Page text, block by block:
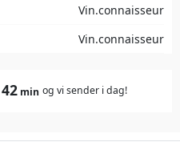
Vin.connaisseur
Vin.connaisseur
42 min og vi sender i dag!